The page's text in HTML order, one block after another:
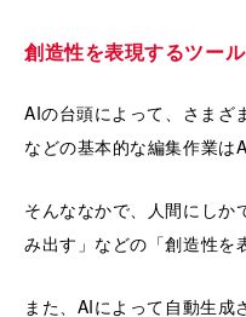
創造性を表現するツール
AIの台頭によって、さまざ
などの基本的な編集作業は
そんななかで、人間にしか
み出す」などの「創造性を
また、AIによって自動生